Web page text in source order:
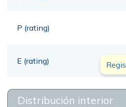
P (rating)
E (rating)
Distribución interior